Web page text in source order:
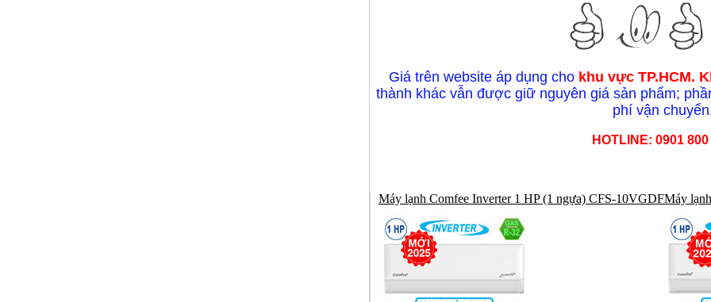
Giá trên website áp dụng cho khu vực TP.HCM.
thành khác vẫn được giữ nguyên giá sản phẩm;
phí vận
HOTLINE: 0901
Máy lạnh Comfee Inverter 1 HP (1 ngựa) CFS-10VGDFMáy